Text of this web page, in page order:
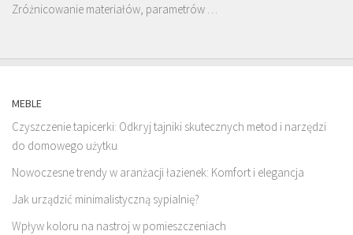
Zróżnicowanie materiałów, parametrów …
MEBLE
Czyszczenie tapicerki: Odkryj tajniki skutecznych metod i narzędzi
do domowego użytku
Nowoczesne trendy w aranżacji łazienek: Komfort i elegancja
Jak urządzić minimalistyczną sypialnię?
Wpływ koloru na nastroj w pomieszczeniach